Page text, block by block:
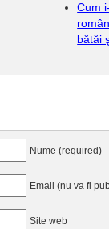
Cum
bătăi
Nume (required)
Email (nu va fi
Site web